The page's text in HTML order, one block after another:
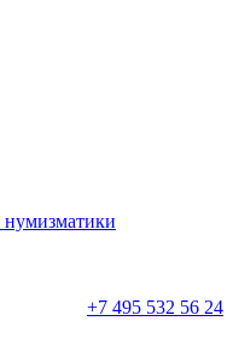
+7 495 532 56 24